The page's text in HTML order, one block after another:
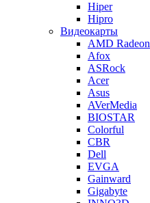
Hiper
Hipro
Видеокарты
AMD Radeon
Afox
ASRock
Acer
Asus
AVerMedia
BIOSTAR
Colorful
CBR
Dell
EVGA
Gainward
Gigabyte